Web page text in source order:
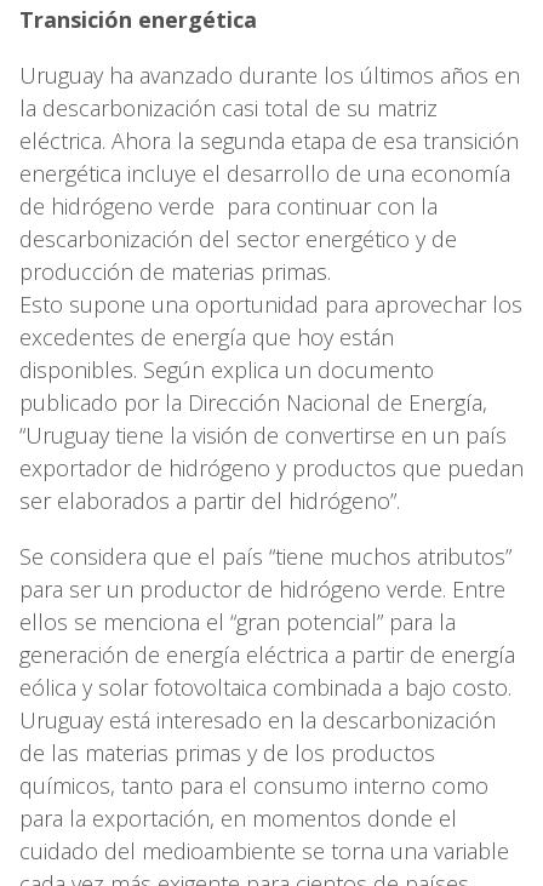
Transición energética
Uruguay ha avanzado durante los últimos años en
la descarbonización casi total de su matriz
eléctrica. Ahora la segunda etapa de esa transición
energética incluye el desarrollo de una economía
de hidrógeno verde para continuar con la
descarbonización del sector energético y de
producción de materias primas.
Esto supone una oportunidad para aprovechar los
excedentes de energía que hoy están
disponibles. Según explica un documento
publicado por la Dirección Nacional de Energía,
“Uruguay tiene la visión de convertirse en un país
exportador de hidrógeno y productos que puedan
ser elaborados a partir del hidrógeno”.
Se considera que el país “tiene muchos atributos”
para ser un productor de hidrógeno verde. Entre
ellos se menciona el “gran potencial” para la
generación de energía eléctrica a partir de energía
eólica y solar fotovoltaica combinada a bajo costo.
Uruguay está interesado en la descarbonización
de las materias primas y de los productos
químicos, tanto para el consumo interno como
para la exportación, en momentos donde el
cuidado del medioambiente se torna una variable